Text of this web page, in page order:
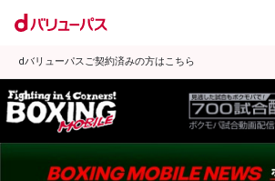
dバリューパスご契約済みの方はこちら